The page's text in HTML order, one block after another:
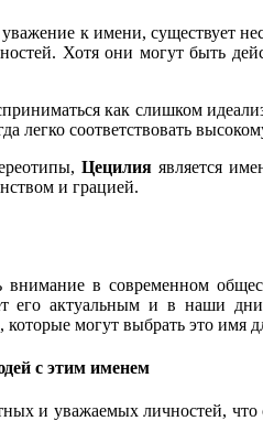
к имени, существует
Хотя они могут быть
как слишком
легко соответствовать
Цецилия является
и грацией.
внимание в современном
его актуальным и в наши
могут выбрать это имя
с этим именем
и уважаемых личностей,